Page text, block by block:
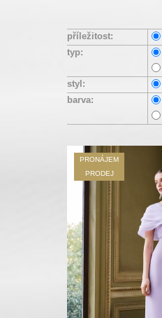
příležitost:
typ:
styl:
barva:
PRONÁJEM
PRODEJ